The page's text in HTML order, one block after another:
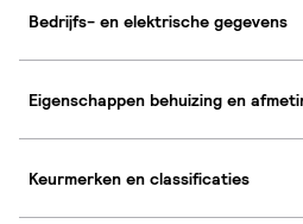
Bedrijfs- en elektrische gegevens
Eigenschappen behuizing en
Keurmerken en classificaties